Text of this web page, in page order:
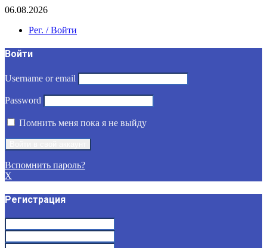
06.08.2026
Рег. / Войти
Войти
Username or email
Password
Помнить меня пока я не выйду
Вспомнить пароль?
X
Регистрация